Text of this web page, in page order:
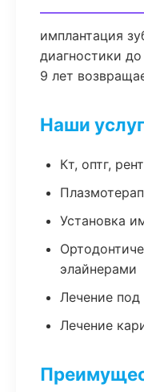
имплантация
диагностики
9 лет
Наши
Кт, оптг,
Установка
элайнерами
Лечение под
Лечение